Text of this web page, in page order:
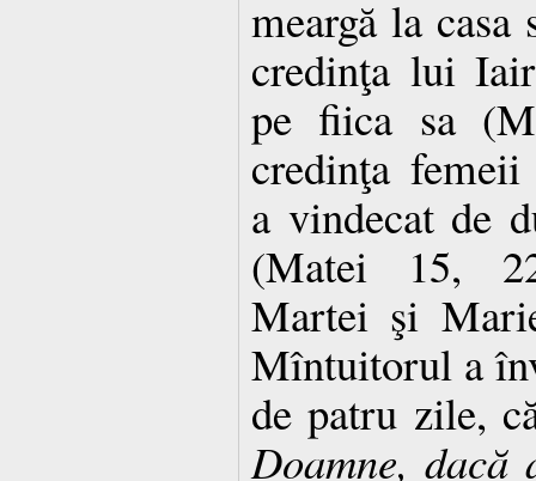
meargă la
credinţa lui
pe fiica sa
credinţa femeii
a vindecat de
(Matei 15,
Martei şi
Mîntuitorul a
de patru zile,
Doamne,